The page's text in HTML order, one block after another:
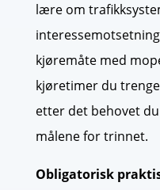
lære om
kjøremåte med
kjøretimer du
etter det behovet
målene for trinnet.
Obligatorisk